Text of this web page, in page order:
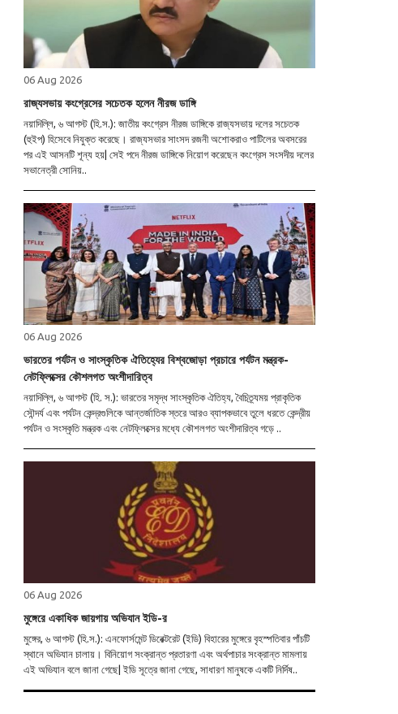
06 Aug 2026
রাজ্যসভায় কংগ্রেসের সচেতক হলেন নীরজ ডাঙ্গি
নয়াদিল্লি, ৬ আগস্ট (হি.স.): জাতীয় কংগ্রেস নীরজ ডাঙ্গিকে রাজ্যসভায় দলের সচেতক
(হুইপ) হিসেবে নিযুক্ত করেছে। রাজ্যসভার সাংসদ রজনী অশোকরাও পাটিলের অবসরের
পর এই আসনটি শূন্য হয়| সেই পদে নীরজ ডাঙ্গিকে নিয়োগ করেছেন কংগ্রেস সংসদীয় দলের
সভানেত্রী সোনিয়..
06 Aug 2026
ভারতের পর্যটন ও সাংস্কৃতিক ঐতিহ্যের বিশ্বজোড়া প্রচারে পর্যটন মন্ত্রক-
নেটফ্লিক্সের কৌশলগত অংশীদারিত্ব
নয়াদিল্লি, ৬ আগস্ট (হি. স.): ভারতের সমৃদ্ধ সাংস্কৃতিক ঐতিহ্য, বৈচিত্র্যময় প্রাকৃতিক
সৌন্দর্য এবং পর্যটন কেন্দ্রগুলিকে আন্তর্জাতিক স্তরে আরও ব্যাপকভাবে তুলে ধরতে কেন্দ্রীয়
পর্যটন ও সংস্কৃতি মন্ত্রক এবং নেটফ্লিক্সের মধ্যে কৌশলগত অংশীদারিত্ব গড়ে ..
06 Aug 2026
মুঙ্গেরে একাধিক জায়গায় অভিযান ইডি-র
মুঙ্গের, ৬ আগস্ট (হি.স.): এনফোর্সমেন্ট ডিরেক্টরেট (ইডি) বিহারের মুঙ্গেরে বৃহস্পতিবার পাঁচটি
স্থানে অভিযান চালায়। বিনিয়োগ সংক্রান্ত প্রতারণা এবং অর্থপাচার সংক্রান্ত মামলায়
এই অভিযান বলে জানা গেছে| ইডি সূত্রে জানা গেছে, সাধারণ মানুষকে একটি নির্দিষ..